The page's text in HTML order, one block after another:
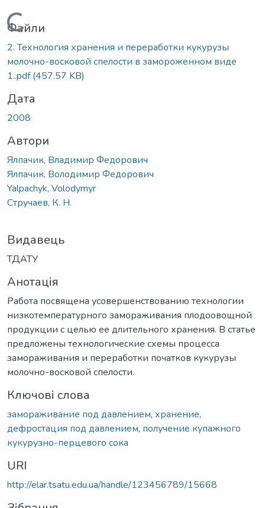
Вантажиться...
Файли
2. Технология хранения и переработки кукурузы
молочно-восковой спелости в замороженном виде
1..pdf(457.57 KB)
Дата
2008
Автори
Ялпачик, Владимир Федорович
Ялпачик, Володимир Федорович
Yalpachyk, Volodymyr
Стручаев, К. Н.
Видавець
ТДАТУ
Анотація
Работа посвящена усовершенствованию технологии
низкотемпературного замораживания плодоовощной
продукции с целью ее длительного хранения. В статье
предложены технологические схемы процесса
замораживания и переработки початков кукурузы
молочно-восковой спелости.
Ключові слова
замораживание под давлением, хранение,
дефростация под давлением, получение купажного
кукурузно-перцевого сока
URI
http://elar.tsatu.edu.ua/handle/123456789/15668